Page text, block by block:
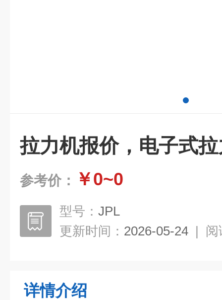
拉力机报价，电子式
参考价： ￥0~0
型号： JPL
更新时间： 2026-05-24 | 阅
详情介绍